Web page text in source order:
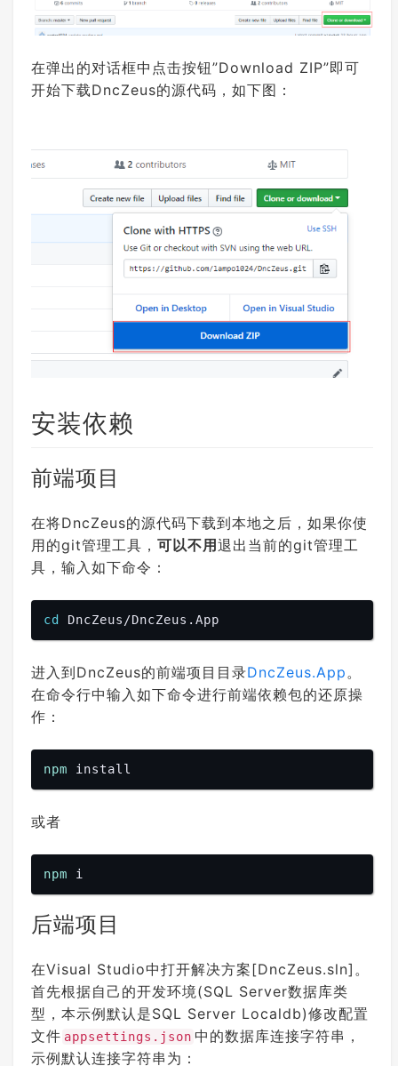
在弹出的对话框中点击按钮”Download ZIP”即可
开始下载DncZeus的源代码，如下图：
安装依赖
前端项目
在将DncZeus的源代码下载到本地之后，如果你使
用的git管理工具， 可以不用 退出当前的git管理工
具，输入如下命令：
cd
进入到DncZeus的前端项目目录DncZeus.App。
在命令行中输入如下命令进行前端依赖包的还原操
作：
npm
或者
npm
后端项目
在Visual Studio中打开解决方案[DncZeus.sln]。
首先根据自己的开发环境(SQL Server数据库类
型，本示例默认是SQL Server Localdb)修改配置
文件 appsettings.json 中的数据库连接字符串，
示例默认连接字符串为：